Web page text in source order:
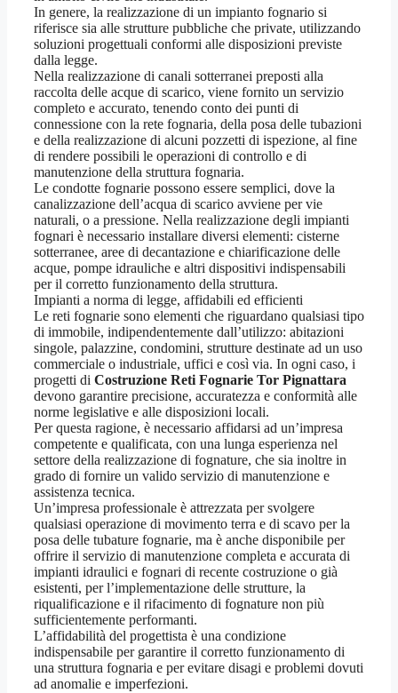
In genere, la realizzazione di un impianto fognario si
riferisce sia alle strutture pubbliche che private, utilizzando
soluzioni progettuali conformi alle disposizioni previste
dalla legge.
Nella realizzazione di canali sotterranei preposti alla
raccolta delle acque di scarico, viene fornito un servizio
completo e accurato, tenendo conto dei punti di
connessione con la rete fognaria, della posa delle tubazioni
e della realizzazione di alcuni pozzetti di ispezione, al fine
di rendere possibili le operazioni di controllo e di
manutenzione della struttura fognaria.
Le condotte fognarie possono essere semplici, dove la
canalizzazione dell’acqua di scarico avviene per vie
naturali, o a pressione. Nella realizzazione degli impianti
fognari è necessario installare diversi elementi: cisterne
sotterranee, aree di decantazione e chiarificazione delle
acque, pompe idrauliche e altri dispositivi indispensabili
per il corretto funzionamento della struttura.
Impianti a norma di legge, affidabili ed efficienti
Le reti fognarie sono elementi che riguardano qualsiasi tipo
di immobile, indipendentemente dall’utilizzo: abitazioni
singole, palazzine, condomini, strutture destinate ad un uso
commerciale o industriale, uffici e così via. In ogni caso, i
progetti di Costruzione Reti Fognarie Tor Pignattara
devono garantire precisione, accuratezza e conformità alle
norme legislative e alle disposizioni locali.
Per questa ragione, è necessario affidarsi ad un’impresa
competente e qualificata, con una lunga esperienza nel
settore della realizzazione di fognature, che sia inoltre in
grado di fornire un valido servizio di manutenzione e
assistenza tecnica.
Un’impresa professionale è attrezzata per svolgere
qualsiasi operazione di movimento terra e di scavo per la
posa delle tubature fognarie, ma è anche disponibile per
offrire il servizio di manutenzione completa e accurata di
impianti idraulici e fognari di recente costruzione o già
esistenti, per l’implementazione delle strutture, la
riqualificazione e il rifacimento di fognature non più
sufficientemente performanti.
L’affidabilità del progettista è una condizione
indispensabile per garantire il corretto funzionamento di
una struttura fognaria e per evitare disagi e problemi dovuti
ad anomalie e imperfezioni.